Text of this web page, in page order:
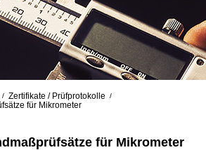
/ Zertifikate / Prüfprotokolle /
für Mikrometer
für Mikrometer